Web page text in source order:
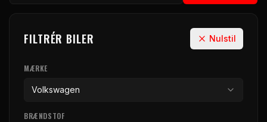
SUPERBILER
SØG
FILTRÉR BILER Nulstil
MÆRKE
Volkswagen
BRÆNDSTOF